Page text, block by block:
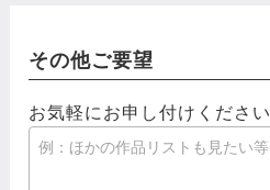
その他ご要望
お気軽にお申し付けください